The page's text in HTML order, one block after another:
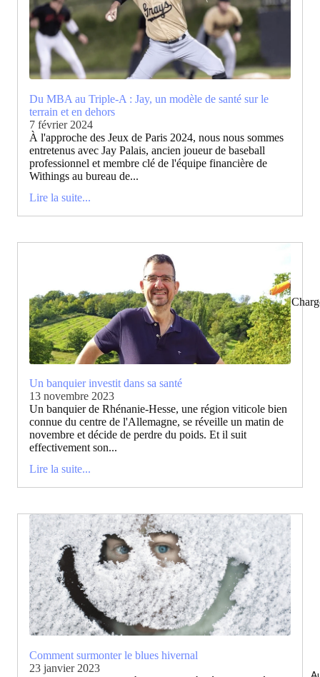
Du MBA au Triple-A : Jay, un modèle de santé sur le
terrain et en dehors
7 février 2024
À l'approche des Jeux de Paris 2024, nous nous sommes
entretenus avec Jay Palais, ancien joueur de baseball
professionnel et membre clé de l'équipe financière de
Withings au bureau de...
Lire la suite...
Un banquier investit dans sa santé
13 novembre 2023
Un banquier de Rhénanie-Hesse, une région viticole bien
connue du centre de l'Allemagne, se réveille un matin de
novembre et décide de perdre du poids. Et il suit
effectivement son...
Lire la suite...
Comment surmonter le blues hivernal
23 janvier 2023